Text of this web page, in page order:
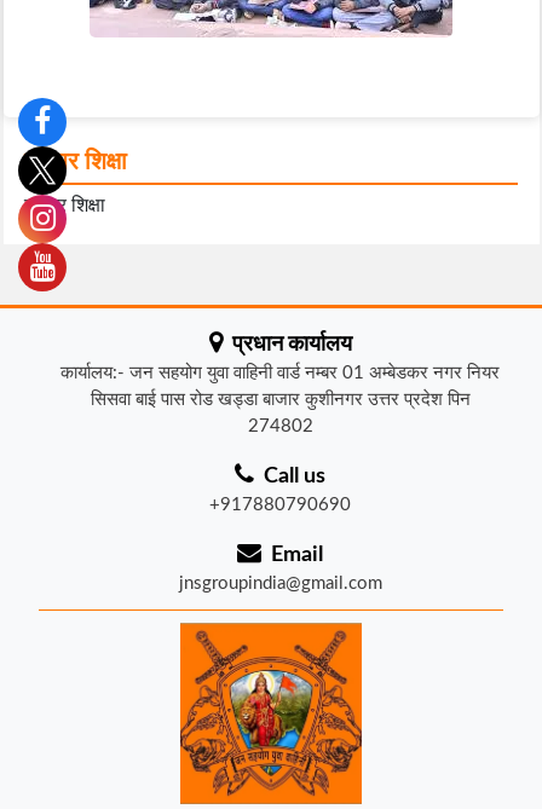
हर घर शिक्षा
हर घर शिक्षा
प्रधान कार्यालय
कार्यालय:- जन सहयोग युवा वाहिनी वार्ड नम्बर 01 अम्बेडकर नगर नियर
सिसवा बाई पास रोड खड्डा बाजार कुशीनगर उत्तर प्रदेश पिन
274802
Call us
+917880790690
Email
jnsgroupindia@gmail.com